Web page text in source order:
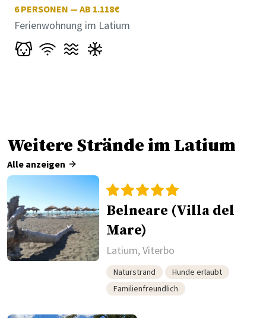
6PERSONEN — AB 1.118€
Ferienwohnung im Latium
Weitere Strände im Latium
Alle anzeigen
Belneare (Villa del
Mare)
Latium, Viterbo
Naturstrand
Hunde erlaubt
Familienfreundlich